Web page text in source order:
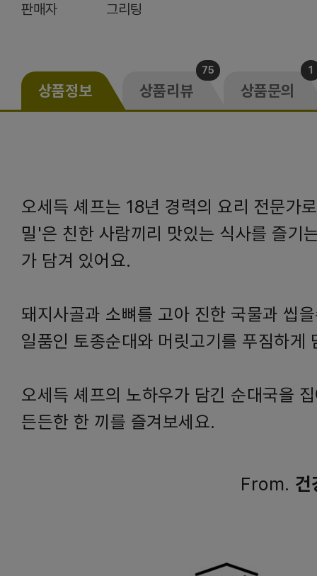
판매자 그리팅
상품정보 상품리뷰
75
상품문의
1
오세득 셰프는 18년 경력의 요리 전문가
밀'은 친한 사람끼리 맛있는 식사를 즐기
가 담겨 있어요.
돼지사골과 소뼈를 고아 진한 국물과 씹
일품인 토종순대와 머릿고기를 푸짐하게
오세득 셰프의 노하우가 담긴 순대국을
든든한 한 끼를 즐겨보세요.
From. 건